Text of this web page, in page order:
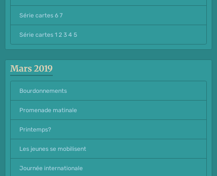
Série cartes 6 7
Série cartes 1 2 3 4 5
Mars 2019
Bourdonnements
Promenade matinale
Printemps?
Les jeunes se mobilisent
Journée internationale